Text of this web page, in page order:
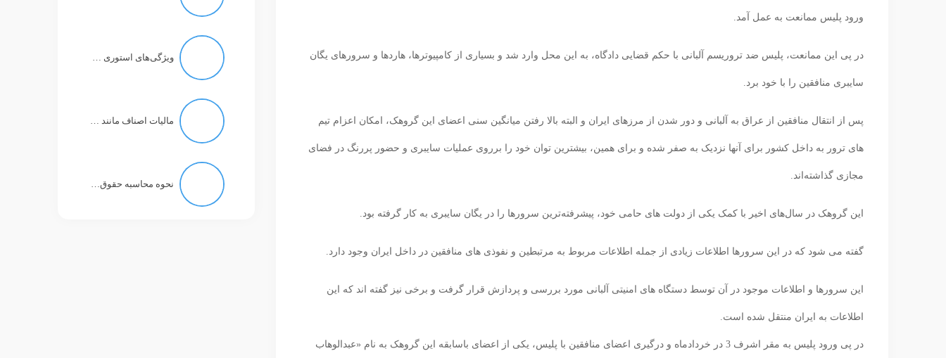
ورود پلیس ممانعت به عمل آمد.
در پی این ممانعت، پلیس ضد تروریسم آلبانی با حکم قضایی دادگاه، به این محل وارد شد و بسیاری از کامپیوترها، هاردها و سرورهای یگان
سایبری منافقین را با خود برد.
پس از انتقال منافقین از عراق به آلبانی و دور شدن از مرزهای ایران و البته بالا رفتن میانگین سنی اعضای این گروهک، امکان اعزام تیم
های ترور به داخل کشور برای آنها نزدیک به صفر شده و برای همین، بیشترین توان خود را برروی عملیات سایبری و حضور پررنگ در فضای
مجازی گذاشته‌اند.
این گروهک در سال‌های اخیر با کمک یکی از دولت های حامی خود، پیشرفته‌ترین سرورها را در یگان سایبری به کار گرفته بود.
گفته می شود که در این سرورها اطلاعات زیادی از جمله اطلاعات مربوط به مرتبطین و نفوذی های منافقین در داخل ایران وجود دارد.
این سرورها و اطلاعات موجود در آن توسط دستگاه های امنیتی آلبانی مورد بررسی و پردازش قرار گرفت و برخی نیز گفته اند که این
اطلاعات به ایران منتقل شده است.
در پی ورود پلیس به مقر اشرف 3 در خردادماه و درگیری اعضای منافقین با پلیس، یکی از اعضای باسابقه این گروهک به نام «عبدالوهاب
ویژگی‌های استوری در تلگرام چه خواهد بود؟
مالیات اصناف مانند مالیات کارمند با حقوق ۱۱ میلیون تومان است!
نحوه محاسبه حقوق بازنشستگان تغییر نکرد